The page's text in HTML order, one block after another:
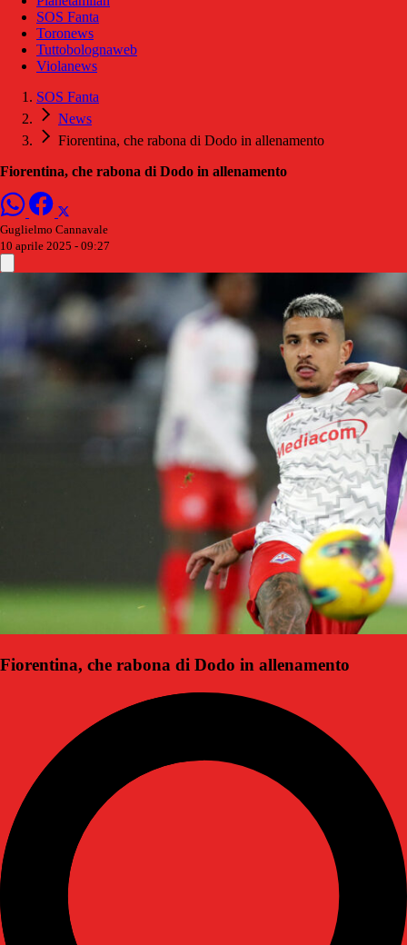
SOS Fanta
Toronews
Tuttobolognaweb
Violanews
SOS Fanta
News
Fiorentina, che rabona di Dodo in allenamento
Fiorentina, che rabona di Dodo in allenamento
Guglielmo Cannavale
10 aprile 2025 - 09:27
Fiorentina, che rabona di Dodo in allenamento